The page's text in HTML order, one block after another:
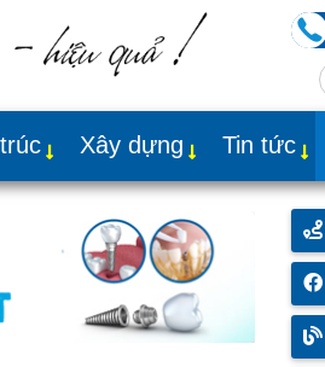
Xây dựng Tin tức